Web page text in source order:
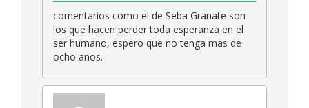
comentarios como el de Seba Granate son
los que hacen perder toda esperanza en el
ser humano, espero que no tenga mas de
ocho años.